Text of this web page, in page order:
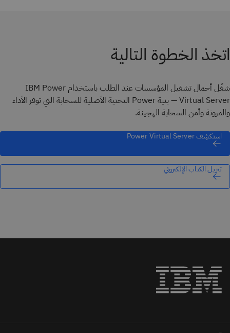
اتخذ الخطوة التالية
شغّل أحمال تشغيل المؤسسات عند الطلب باستخدام IBM Power
Virtual Server — بنية Power التحتية الأصلية للسحابة التي توفر الأداء
والمرونة وأمن السحابة الهجينة.
استكشِف Power Virtual Server
تنزيل الكتاب الإلكتروني